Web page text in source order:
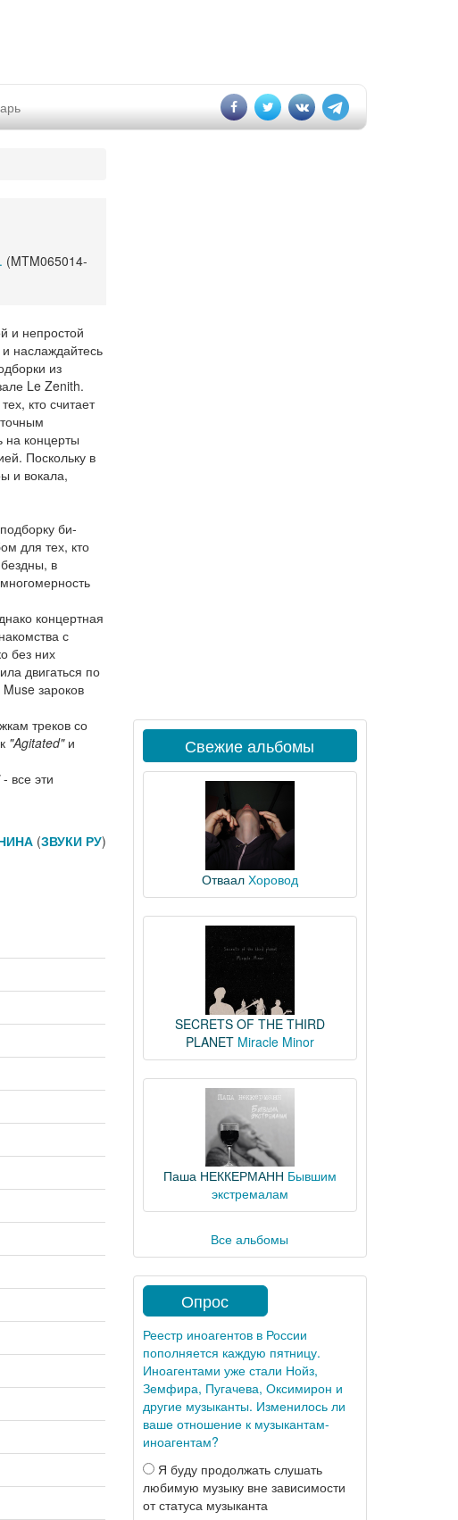
(MTM065014-
и непростой
наслаждайтесь
из
Le Zenith.
кто считает
на концерты
Поскольку в
и вокала,
би-
для тех, кто
в
концертная
с
без них
двигаться по
зароков
треков со
"Agitated"и
- все эти
(ЗВУКИ РУ)
Свежие альбомы
Отваал Хоровод
SECRETS OF THE THIRD
PLANET Miracle Minor
Паша НЕККЕРМАНН Бывшим
экстремалам
Все альбомы
Опрос
Реестр иноагентов в России
пополняется каждую пятницу.
Иноагентами уже стали Нойз,
Земфира, Пугачева, Оксимирон и
другие музыканты. Изменилось ли
ваше отношение к музыкантам-
иноагентам?
Я буду продолжать слушать
любимую музыку вне зависимости
от статуса музыканта